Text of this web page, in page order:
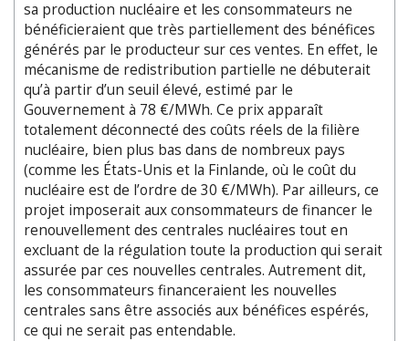
sa production nucléaire et les consommateurs ne
bénéficieraient que très partiellement des bénéfices
générés par le producteur sur ces ventes. En effet, le
mécanisme de redistribution partielle ne débuterait
qu’à partir d’un seuil élevé, estimé par le
Gouvernement à 78 €/MWh. Ce prix apparaît
totalement déconnecté des coûts réels de la filière
nucléaire, bien plus bas dans de nombreux pays
(comme les États-Unis et la Finlande, où le coût du
nucléaire est de l’ordre de 30 €/MWh). Par ailleurs, ce
projet imposerait aux consommateurs de financer le
renouvellement des centrales nucléaires tout en
excluant de la régulation toute la production qui serait
assurée par ces nouvelles centrales. Autrement dit,
les consommateurs financeraient les nouvelles
centrales sans être associés aux bénéfices espérés,
ce qui ne serait pas entendable.